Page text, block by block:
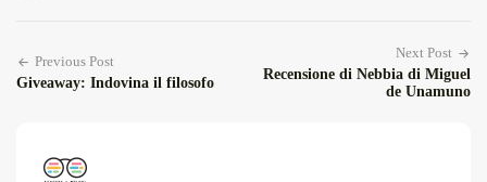
Previous Post
Giveaway: Indovina il filosofo
Next Post
Recensione di Nebbia di Miguel
de Unamuno